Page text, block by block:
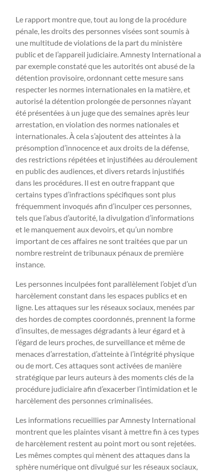
Le rapport montre que, tout au long de la procédure
pénale, les droits des personnes visées sont soumis à
une multitude de violations de la part du ministère
public et de l’appareil judiciaire. Amnesty International a
par exemple constaté que les autorités ont abusé de la
détention provisoire, ordonnant cette mesure sans
respecter les normes internationales en la matière, et
autorisé la détention prolongée de personnes n’ayant
été présentées à un juge que des semaines après leur
arrestation, en violation des normes nationales et
internationales. À cela s’ajoutent des atteintes à la
présomption d’innocence et aux droits de la défense,
des restrictions répétées et injustifiées au déroulement
en public des audiences, et divers retards injustifiés
dans les procédures. Il est en outre frappant que
certains types d’infractions spécifiques sont plus
fréquemment invoqués afin d’inculper ces personnes,
tels que l’abus d’autorité, la divulgation d’informations
et le manquement aux devoirs, et qu’un nombre
important de ces affaires ne sont traitées que par un
nombre restreint de tribunaux pénaux de première
instance.
Les personnes inculpées font parallèlement l’objet d’un
harcèlement constant dans les espaces publics et en
ligne. Les attaques sur les réseaux sociaux, menées par
des hordes de comptes coordonnés, prennent la forme
d’insultes, de messages dégradants à leur égard et à
l’égard de leurs proches, de surveillance et même de
menaces d’arrestation, d’atteinte à l’intégrité physique
ou de mort. Ces attaques sont activées de manière
stratégique par leurs auteurs à des moments clés de la
procédure judiciaire afin d’exacerber l’intimidation et le
harcèlement des personnes criminalisées.
Les informations recueillies par Amnesty International
montrent que les plaintes visant à mettre fin à ces types
de harcèlement restent au point mort ou sont rejetées.
Les mêmes comptes qui mènent des attaques dans la
sphère numérique ont divulgué sur les réseaux sociaux,